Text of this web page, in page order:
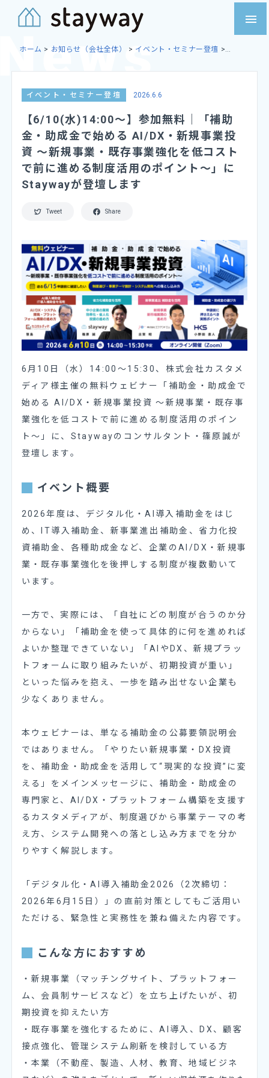
menu
ホーム > お知らせ（会社全体） > イベント・セミナー登壇 >
イベント・セミナー登壇
2026.6.6
【6/10(水)14:00～】参加無料｜「補助
金・助成金で始める AI/DX・新規事業投
資 〜新規事業・既存事業強化を低コスト
で前に進める制度活用のポイント〜」に
Staywayが登壇します
Tweet Share
6月10日（水）14:00～15:30、株式会社カスタメ
ディア様主催の無料ウェビナー「補助金・助成金で
始める AI/DX・新規事業投資 〜新規事業・既存事
業強化を低コストで前に進める制度活用のポイン
ト〜」に、Staywayのコンサルタント・篠原誠が
登壇します。
イベント概要
2026年度は、デジタル化・AI導入補助金をはじ
め、IT導入補助金、新事業進出補助金、省力化投
資補助金、各種助成金など、企業のAI/DX・新規事
業・既存事業強化を後押しする制度が複数動いて
います。
一方で、実際には、「自社にどの制度が合うのか分
からない」「補助金を使って具体的に何を進めれば
よいか整理できていない」「AIやDX、新規プラッ
トフォームに取り組みたいが、初期投資が重い」
といった悩みを抱え、一歩を踏み出せない企業も
少なくありません。
本ウェビナーは、単なる補助金の公募要領説明会
ではありません。「やりたい新規事業・DX投資
を、補助金・助成金を活用して“現実的な投資”に変
える」をメインメッセージに、補助金・助成金の
専門家と、AI/DX・プラットフォーム構築を支援す
るカスタメディアが、制度選びから事業テーマの考
え方、システム開発への落とし込み方までを分か
りやすく解説します。
「デジタル化・AI導入補助金2026（2次締切：
2026年6月15日）」の直前対策としてもご活用い
ただける、緊急性と実務性を兼ね備えた内容です。
こんな方におすすめ
・新規事業（マッチングサイト、プラットフォー
ム、会員制サービスなど）を立ち上げたいが、初
期投資を抑えたい方
・既存事業を強化するために、AI導入、DX、顧客
接点強化、管理システム刷新を検討している方
・本業（不動産、製造、人材、教育、地域ビジネ